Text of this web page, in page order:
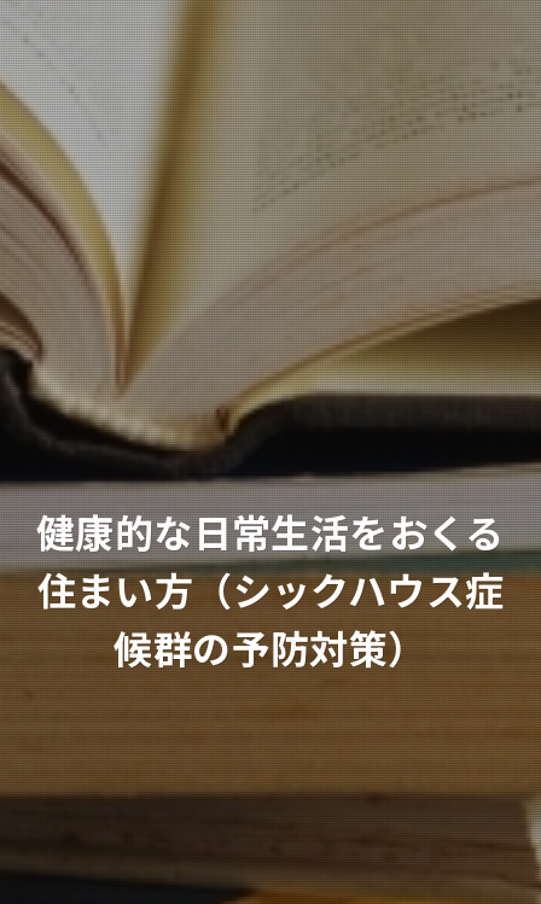
健康的な日常生活をおくる
住まい方（シックハウス症
候群の予防対策）